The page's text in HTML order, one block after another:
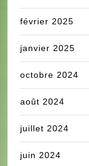
février 2025
janvier 2025
octobre 2024
août 2024
juillet 2024
juin 2024